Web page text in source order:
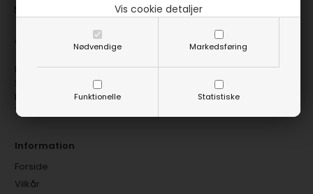
Nødvendige Markedsføring
Funktionelle Statistiske
Vis cookie detaljer
mail@hannespatchwork.dk
CVR: 27275265
Fysisk butik:
SØNDAG FRA KL 10 TIL KL 15
MANDAG FRA KL 14 TIL KL 17
TIRSDAG FRA KL 10 TIL KL 15
Information
Forside
Vilkår